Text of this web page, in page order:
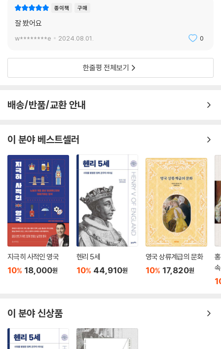
종이책 구매
잘 봤어요
w********e 2024.08.01. 0
한줄평 전체보기
배송/반품/교환 안내
이 분야 베스트셀러
지극히 사적인 영국
10% 18,000원
헨리 5세
10% 44,910원
영국 상류계급의 문화
10% 17,820원
이 분야 신상품